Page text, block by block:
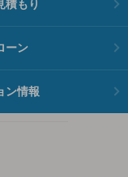
積もり
ーン
ン情報